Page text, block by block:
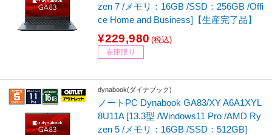
zen 7 /メモリ：16GB /SSD：256GB /Offi
ce Home and Business]【生産完了品】
¥229,980 (税込)
在庫限り
dynabook(ダイナブック)
ノートPC Dynabook GA83/XY A6A1XYL
8U11A [13.3型 /Windows11 Pro /AMD Ry
zen 5 /メモリ：16GB /SSD：512GB]